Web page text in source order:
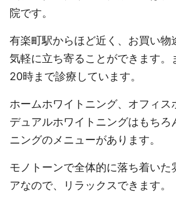
院です。
有楽町駅からほど近く、お買い物
気軽に立ち寄ることができます。
20時まで診療しています。
ホームホワイトニング、オフィス
デュアルホワイトニングはもちろ
ニングのメニューがあります。
モノトーンで全体的に落ち着いた
アなので、リラックスできます。